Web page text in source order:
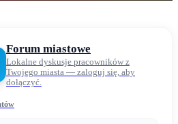
Forum miastowe
Lokalne dyskusje pracowników z
Twojego miasta — zaloguj się, aby
dołączyć.